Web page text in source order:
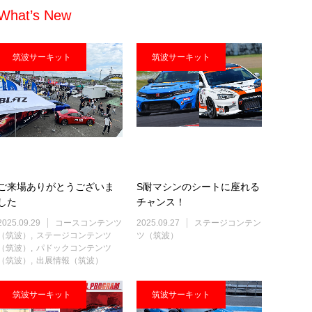
New
筑波サーキット
来場ありがとうございま
た
コースコンテンツ
筑波）
ステージコンテンツ
筑波）
パドックコンテンツ
筑波）
出展情報（筑波）
筑波サーキット
S耐マシンのシートに座れる
チャンス！
2025.09.27
ステージコンテン
ツ（筑波）
筑波サーキット 筑波サーキット